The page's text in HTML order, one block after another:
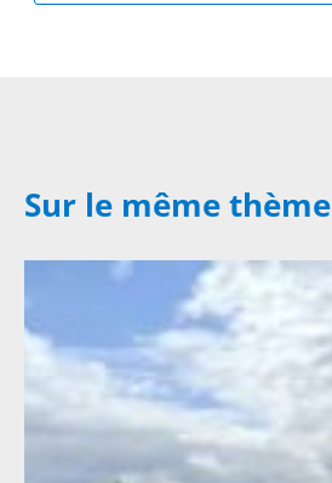
Sur le même thème